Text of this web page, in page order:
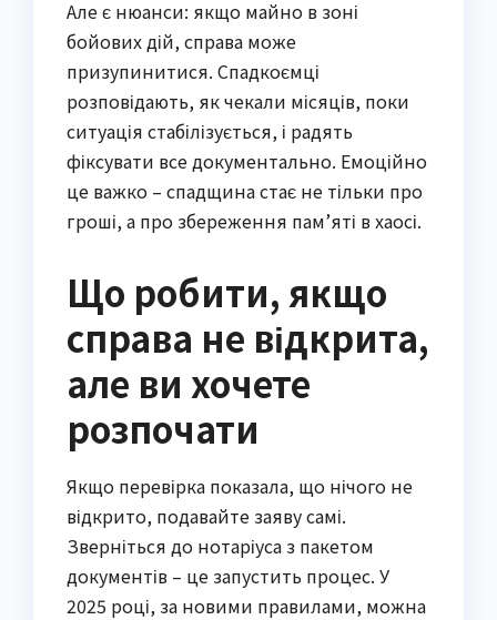
Але є нюанси: якщо майно в зоні
бойових дій, справа може
призупинитися. Спадкоємці
розповідають, як чекали місяців, поки
ситуація стабілізується, і радять
фіксувати все документально. Емоційно
це важко – спадщина стає не тільки про
гроші, а про збереження пам’яті в хаосі.
Що робити, якщо
справа не відкрита,
але ви хочете
розпочати
Якщо перевірка показала, що нічого не
відкрито, подавайте заяву самі.
Зверніться до нотаріуса з пакетом
документів – це запустить процес. У
2025 році, за новими правилами, можна